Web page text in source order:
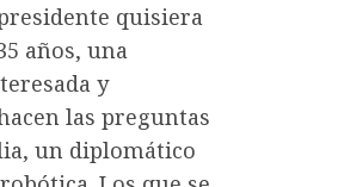
quisiera
años, una
y
las preguntas
un diplomático